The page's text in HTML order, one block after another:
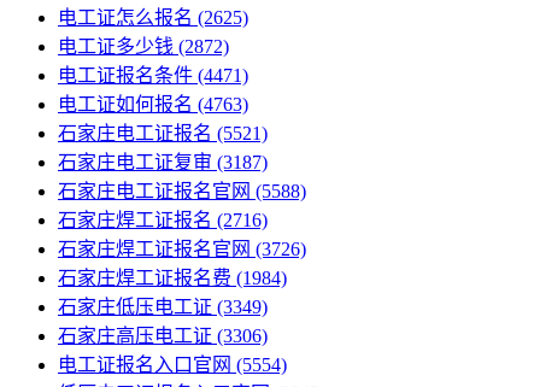
电工证怎么报名 (2625)
电工证多少钱 (2872)
电工证报名条件 (4471)
电工证如何报名 (4763)
石家庄电工证报名 (5521)
石家庄电工证复审 (3187)
石家庄电工证报名官网 (5588)
石家庄焊工证报名 (2716)
石家庄焊工证报名官网 (3726)
石家庄焊工证报名费 (1984)
石家庄低压电工证 (3349)
石家庄高压电工证 (3306)
电工证报名入口官网 (5554)